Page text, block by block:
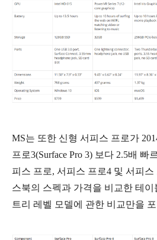
MS는 또한 신형 서피스 프로가
프로3(Surface Pro 3) 보다 2.5배 빠
피스 프로, 서피스 프로4 및 서피스
스북의 스펙과 가격을 비교한 테이
트리 레벨 모델에 관한 비교만을